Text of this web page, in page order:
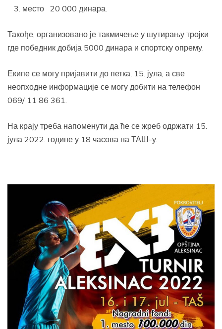
место 20 000 динара.
Такође, организовано је такмичење у шутирању тројки
где победник добија 5000 динара и спортску опрему.
Екипе се могу пријавити до петка, 15. јула, а све
неопходне информације се могу добити на телефон
069/ 11 86 361.
На крају треба напоменути да ће се жреб одржати 15.
јула 2022. године у 18 часова на ТАШ-у.